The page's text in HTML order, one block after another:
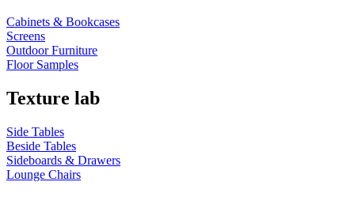
Cabinets & Bookcases
Screens
Outdoor Furniture
Floor Samples
Texture lab
Side Tables
Beside Tables
Sideboards & Drawers
Lounge Chairs